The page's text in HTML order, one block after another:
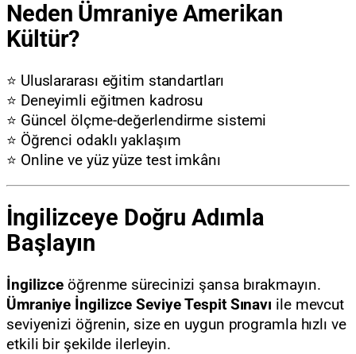
Neden Ümraniye Amerikan
Kültür?
⭐ Uluslararası eğitim standartları
⭐ Deneyimli eğitmen kadrosu
⭐ Güncel ölçme-değerlendirme sistemi
⭐ Öğrenci odaklı yaklaşım
⭐ Online ve yüz yüze test imkânı
İngilizceye Doğru Adımla
Başlayın
İngilizce öğrenme sürecinizi şansa bırakmayın.
Ümraniye İngilizce Seviye Tespit Sınavı ile mevcut
seviyenizi öğrenin, size en uygun programla hızlı ve
etkili bir şekilde ilerleyin.